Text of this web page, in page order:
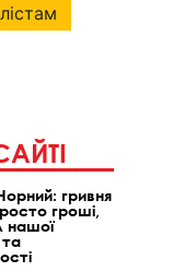
гривня
гроші,
нашої